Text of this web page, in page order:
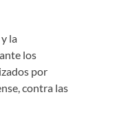
la
los
por
contra las